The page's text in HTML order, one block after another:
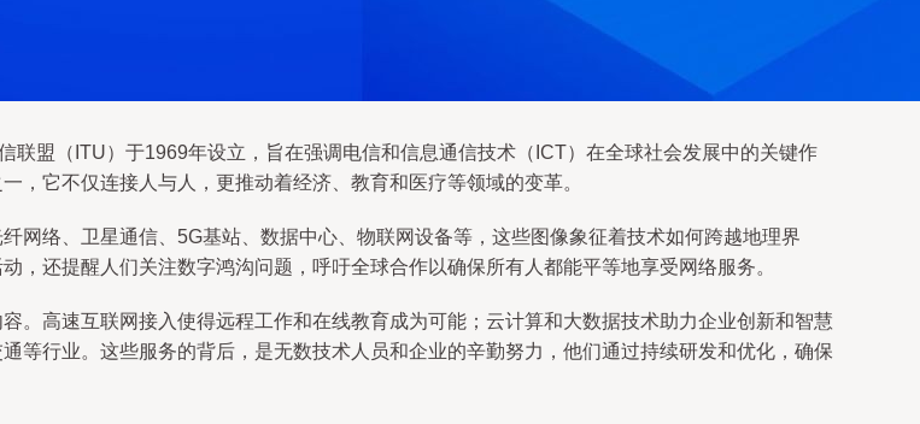
盟（ITU）于1969年设立，旨在强调电信和信息通信技术（ICT）在全球社会发展中的关键作
，它不仅连接人与人，更推动着经济、教育和医疗等领域的变革。
网络、卫星通信、5G基站、数据中心、物联网设备等，这些图像象征着技术如何跨越地理界
，还提醒人们关注数字鸿沟问题，呼吁全球合作以确保所有人都能平等地享受网络服务。
。高速互联网接入使得远程工作和在线教育成为可能；云计算和大数据技术助力企业创新和智慧
等行业。这些服务的背后，是无数技术人员和企业的辛勤努力，他们通过持续研发和优化，确保